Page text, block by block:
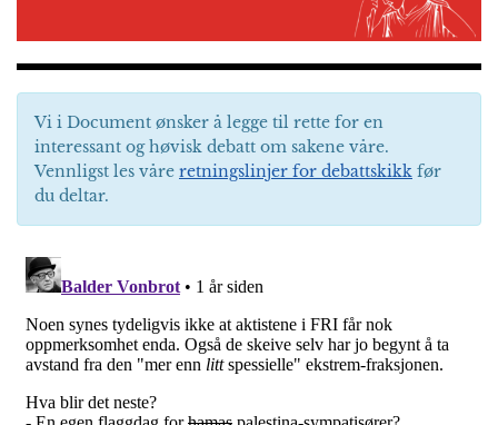
Vi i Document ønsker å legge til rette for en
interessant og høvisk debatt om sakene våre.
Vennligst les våre retningslinjer for debattskikk før
du deltar.